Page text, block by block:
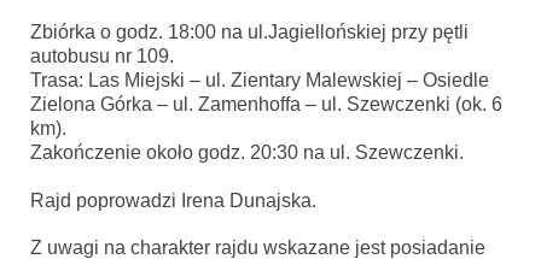
Zbiórka o godz. 18:00 na ul.Jagiellońskiej przy pętli
autobusu nr 109.
Trasa: Las Miejski – ul. Zientary Malewskiej – Osiedle
Zielona Górka – ul. Zamenhoffa – ul. Szewczenki (ok. 6
km).
Zakończenie około godz. 20:30 na ul. Szewczenki.
Rajd poprowadzi Irena Dunajska.
Z uwagi na charakter rajdu wskazane jest posiadanie